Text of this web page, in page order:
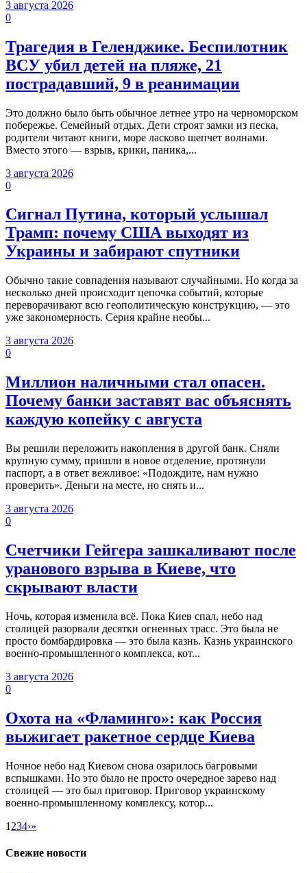
3 августа 2026
0
Трагедия в Геленджике. Беспилотник
ВСУ убил детей на пляже, 21
пострадавший, 9 в реанимации
Это должно было быть обычное летнее утро на черноморском
побережье. Семейный отдых. Дети строят замки из песка,
родители читают книги, море ласково шепчет волнами.
Вместо этого — взрыв, крики, паника,...
3 августа 2026
0
Сигнал Путина, который услышал
Трамп: почему США выходят из
Украины и забирают спутники
Обычно такие совпадения называют случайными. Но когда за
несколько дней происходит цепочка событий, которые
переворачивают всю геополитическую конструкцию, — это
уже закономерность. Серия крайне необы...
3 августа 2026
0
Миллион наличными стал опасен.
Почему банки заставят вас объяснять
каждую копейку с августа
Вы решили переложить накопления в другой банк. Сняли
крупную сумму, пришли в новое отделение, протянули
паспорт, а в ответ вежливое: «Подождите, нам нужно
проверить». Деньги на месте, но снять и...
3 августа 2026
0
Счетчики Гейгера зашкаливают после
уранового взрыва в Киеве, что
скрывают власти
Ночь, которая изменила всё. Пока Киев спал, небо над
столицей разорвали десятки огненных трасс. Это была не
просто бомбардировка — это была казнь. Казнь украинского
военно-промышленного комплекса, кот...
3 августа 2026
0
Охота на «Фламинго»: как Россия
выжигает ракетное сердце Киева
Ночное небо над Киевом снова озарилось багровыми
вспышками. Но это было не просто очередное зарево над
столицей — это был приговор. Приговор украинскому
военно-промышленному комплексу, котор...
1 234›»
Свежие новости